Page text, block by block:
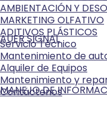
AUER SIGNAL
MANEJO DE
AMBIENTACIÓN Y
MARKETING OLFATIVO
ADITIVOS PLÁSTICOS
Servicio Técnico
Mantenimiento de
Alquiler de Equipos
Mantenimiento y
Contáctenos